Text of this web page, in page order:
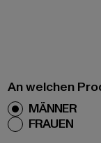
An welchen
MÄNNER
FRAUEN